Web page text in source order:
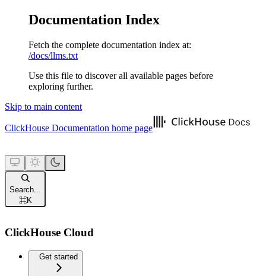
Documentation Index
Fetch the complete documentation index at:
/docs/llms.txt
Use this file to discover all available pages before
exploring further.
Skip to main content
ClickHouse Documentation home page
Search...
⌘K
ClickHouse Cloud
Get started